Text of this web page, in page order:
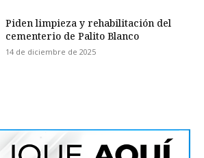
Piden limpieza y rehabilitación del
cementerio de Palito Blanco
14 de diciembre de 2025